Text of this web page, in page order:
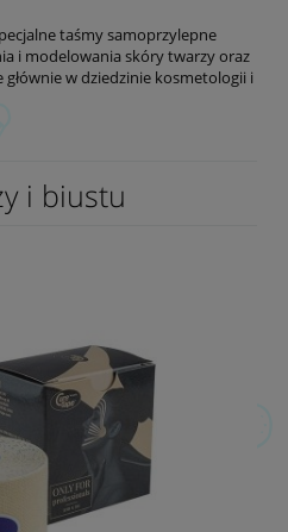
taśmy samoprzylepne
i modelowania skóry twarzy oraz
w dziedzinie kosmetologii i
i biustu